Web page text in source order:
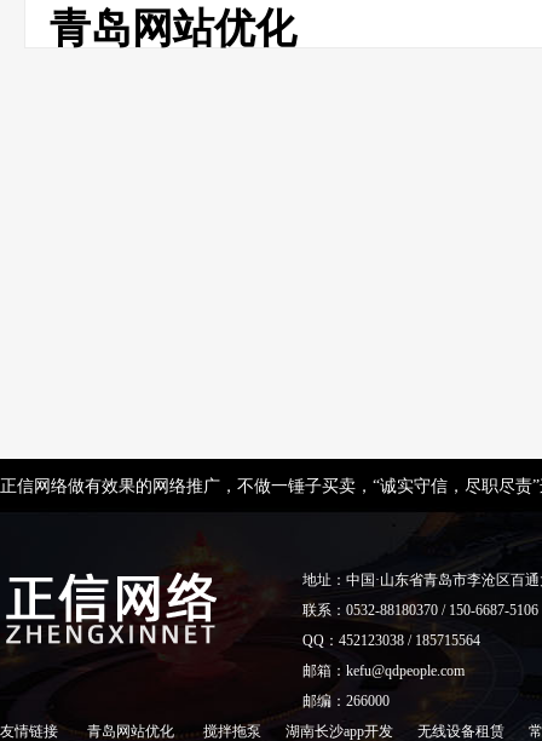
青岛网站优化
正信网络做有效果的网络推广，不做一锤子买卖，“诚实守信，尽职尽责
地址：中国·山东省青岛市李沧区百
联系：0532-88180370 / 150-6687-5106
QQ：452123038 / 185715564
邮箱：kefu@qdpeople.com
邮编：266000
友情链接
青岛网站优化 搅拌拖泵 湖南长沙app开发 无线设备租赁